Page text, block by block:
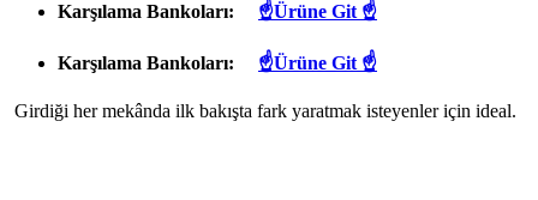
Karşılama Bankoları: ☝Ürüne Git ☝
Karşılama Bankoları: ☝Ürüne Git ☝
Girdiği her mekânda ilk bakışta fark yaratmak isteyenler için ideal.